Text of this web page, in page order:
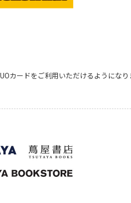
カードをご利用いただけるようになり